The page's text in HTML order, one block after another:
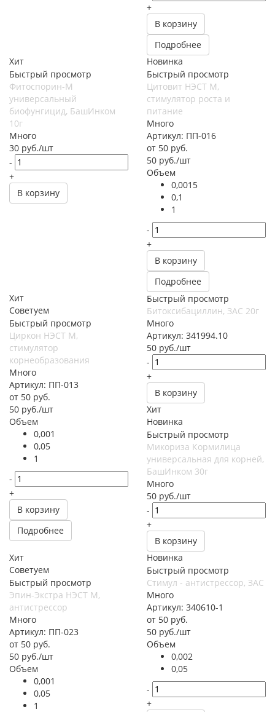
+
В корзину
Подробнее
Хит
Быстрый просмотр
Фитоспорин-М
универсальный
биофунгицид, БашИнком
10г
Много
30 руб./шт
-
+
В корзину
Новинка
Быстрый просмотр
Цитовит НЭСТ М,
стимулятор роста и
питание
Много
Артикул: ПП-016
от 50 руб.
50 руб./шт
Объем
0,0015
0,1
1
-
+
В корзину
Подробнее
Хит
Советуем
Быстрый просмотр
Циркон НЭСТ М,
стимулятор
корнеобразования
Много
Артикул: ПП-013
от 50 руб.
50 руб./шт
Объем
0,001
0,05
1
-
+
В корзину
Подробнее
Быстрый просмотр
Битоксибациллин, ЗАС 20г
Много
Артикул: 341994.10
50 руб./шт
-
+
В корзину
Хит
Новинка
Быстрый просмотр
Микориза Кормилица
универсальная для корней,
БашИнком 30г
Много
50 руб./шт
-
+
В корзину
Хит
Советуем
Быстрый просмотр
Эпин-Экстра НЭСТ М,
антистрессор
Много
Артикул: ПП-023
от 50 руб.
50 руб./шт
Объем
0,001
0,05
1
Новинка
Быстрый просмотр
Стимул - антистрессор, ЗАС
Много
Артикул: 340610-1
от 50 руб.
50 руб./шт
Объем
0,002
0,05
-
+